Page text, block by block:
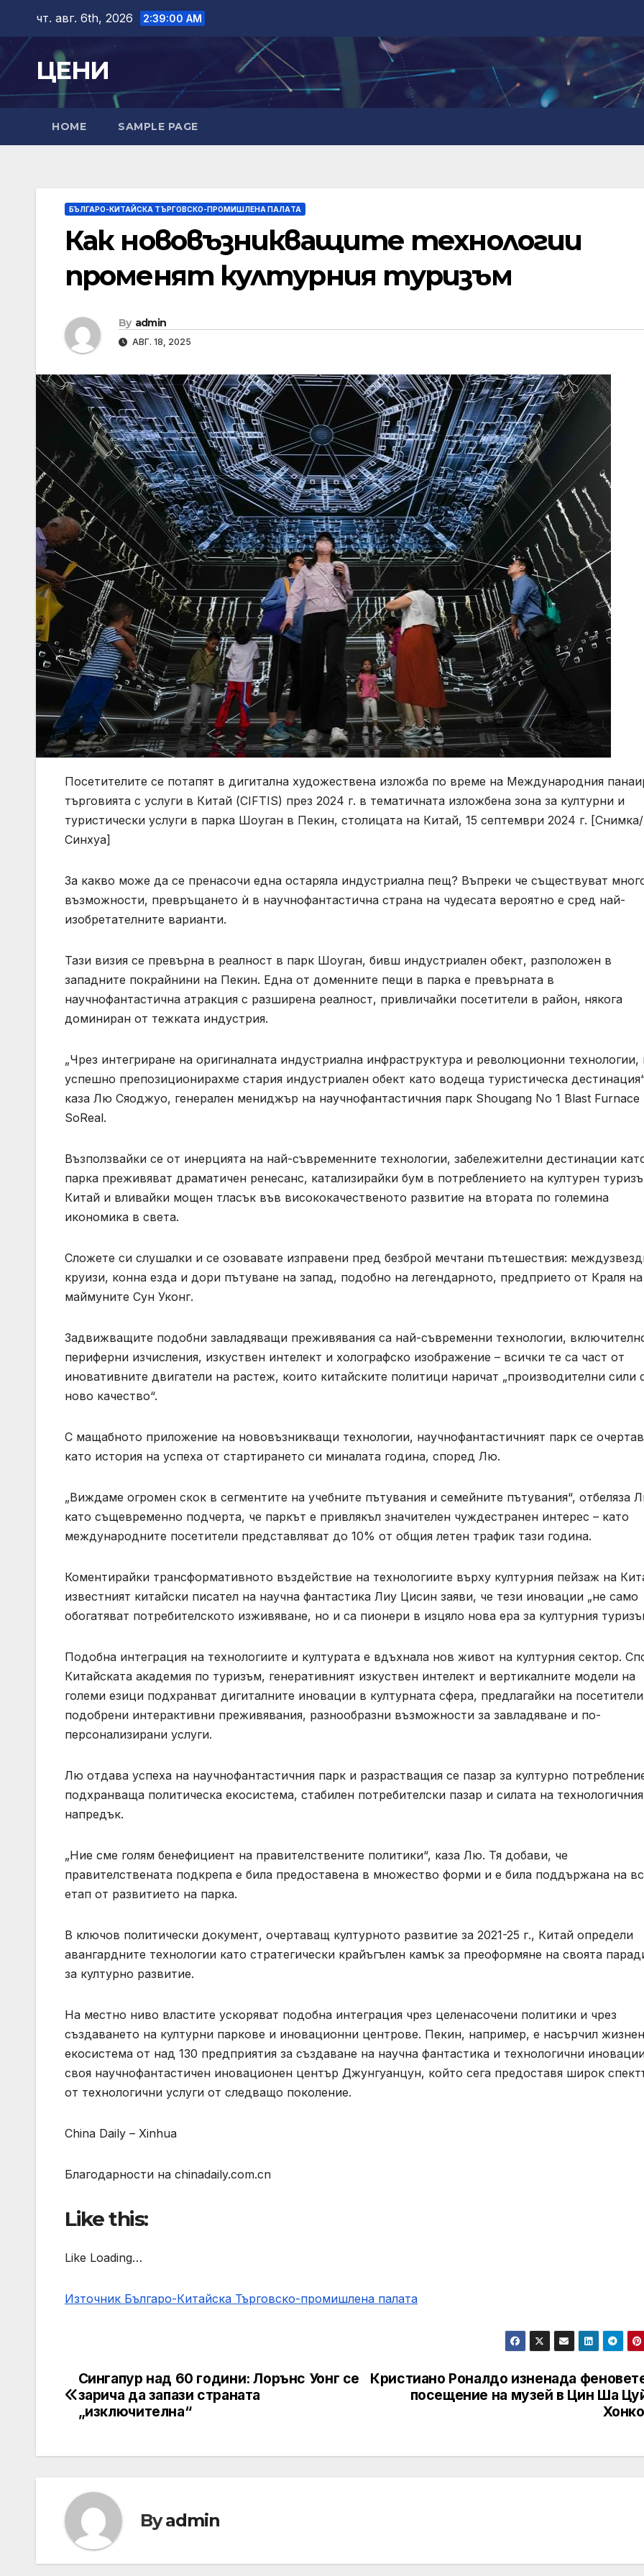
content
чт. авг. 6th, 2026 2:39:01 AM
ЦЕНИ
HOME SAMPLE PAGE
БЪЛГАРО-КИТАЙСКА ТЪРГОВСКО-ПРОМИШЛЕНА ПАЛAТА
Как нововъзникващите технологии
променят културния туризъм
By admin
АВГ. 18, 2025
Посетителите се потапят в дигитална художествена изложба по време на Международния
търговията с услуги в Китай (CIFTIS) през 2024 г. в тематичната изложбена зона за културни и
туристически услуги в парка Шоуган в Пекин, столицата на Китай, 15 септември 2024 г. [Снимка/
Синхуа]
За какво може да се пренасочи една остаряла индустриална пещ? Въпреки че съществуват
възможности, превръщането ѝ в научнофантастична страна на чудесата вероятно е сред най-
изобретателните варианти.
Тази визия се превърна в реалност в парк Шоуган, бивш индустриален обект, разположен в
западните покрайнини на Пекин. Една от доменните пещи в парка е превърната в
научнофантастична атракция с разширена реалност, привличайки посетители в район, някога
доминиран от тежката индустрия.
„Чрез интегриране на оригиналната индустриална инфраструктура и революционни технологии,
успешно препозиционирахме стария индустриален обект като водеща туристическа
каза Лю Сяоджуо, генерален мениджър на научнофантастичния парк Shougang No 1 Blast Furnace
SoReal.
Възползвайки се от инерцията на най-съвременните технологии, забележителни дестинации
парка преживяват драматичен ренесанс, катализирайки бум в потреблението на културен
Китай и вливайки мощен тласък във висококачественото развитие на втората по големина
икономика в света.
Сложете си слушалки и се озовавате изправени пред безброй мечтани пътешествия:
круизи, конна езда и дори пътуване на запад, подобно на легендарното, предприето от Краля на
маймуните Сун Уконг.
Задвижващите подобни завладяващи преживявания са най-съвременни технологии,
периферни изчисления, изкуствен интелект и холографско изображение – всички те са част от
иновативните двигатели на растеж, които китайските политици наричат „производителни сили
ново качество“.
С мащабното приложение на нововъзникващи технологии, научнофантастичният парк се
като история на успеха от стартирането си миналата година, според Лю.
„Виждаме огромен скок в сегментите на учебните пътувания и семейните пътувания“, отбеляза
като същевременно подчерта, че паркът е привлякъл значителен чуждестранен интерес – като
международните посетители представляват до 10% от общия летен трафик тази година.
Коментирайки трансформативното въздействие на технологиите върху културния пейзаж на
известният китайски писател на научна фантастика Лиу Цисин заяви, че тези иновации „не само
обогатяват потребителското изживяване, но и са пионери в изцяло нова ера за културния
Подобна интеграция на технологиите и културата е вдъхнала нов живот на културния сектор.
Китайската академия по туризъм, генеративният изкуствен интелект и вертикалните модели на
големи езици подхранват дигиталните иновации в културната сфера, предлагайки на
подобрени интерактивни преживявания, разнообразни възможности за завладяване и по-
персонализирани услуги.
Лю отдава успеха на научнофантастичния парк и разрастващия се пазар за културно
подхранваща политическа екосистема, стабилен потребителски пазар и силата на технологичния
напредък.
„Ние сме голям бенефициент на правителствените политики“, каза Лю. Тя добави, че
правителствената подкрепа е била предоставена в множество форми и е била поддържана на
етап от развитието на парка.
В ключов политически документ, очертаващ културното развитие за 2021-25 г., Китай определи
авангардните технологии като стратегически крайъгълен камък за преоформяне на своята
за културно развитие.
На местно ниво властите ускоряват подобна интеграция чрез целенасочени политики и чрез
създаването на културни паркове и иновационни центрове. Пекин, например, е насърчил
екосистема от над 130 предприятия за създаване на научна фантастика и технологични
своя научнофантастичен иновационен център Джунгуанцун, който сега предоставя широк
от технологични услуги от следващо поколение.
China Daily – Xinhua
Благодарности на chinadaily.com.cn
Like this:
Like Loading…
Източник Българо-Китайска Търговско-промишлена палaта
Навигация
Кристиано Роналдо изненада
посещение на музей в Цин Ша
Сингапур над 60 години: Лорънс Уонг се
зарича да запази страната
„изключителна“
Byadmin